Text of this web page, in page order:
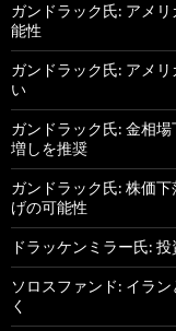
ガンドラック氏: アメ
能性
ガンドラック氏: アメ
い
ガンドラック氏: 金相
増しを推奨
ガンドラック氏: 株価
げの可能性
ドラッケンミラー氏:
ソロスファンド: イラ
く